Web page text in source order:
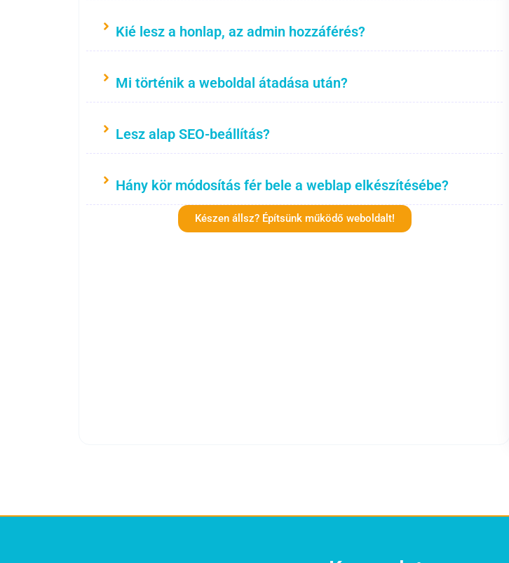
Kié lesz a honlap, az admin hozzáférés?
Mi történik a weboldal átadása után?
Lesz alap SEO-beállítás?
Hány kör módosítás fér bele a weblap elkészítésébe?
Készen állsz? Építsünk működő weboldalt!